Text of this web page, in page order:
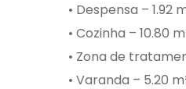
• Despensa – 1.92
• Cozinha – 10.80
• Zona de
• Varanda – 5.20